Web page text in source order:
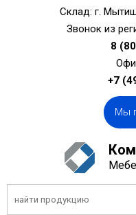
Склад: г.
Звонок из
8
+7
Мы